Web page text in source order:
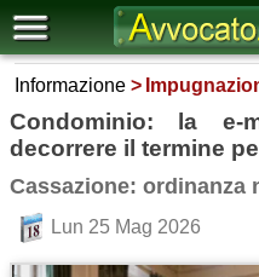
Informazione
Condominio: la
decorrere il termine
Cassazione: ordinanza
Lun 25 Mag 2026